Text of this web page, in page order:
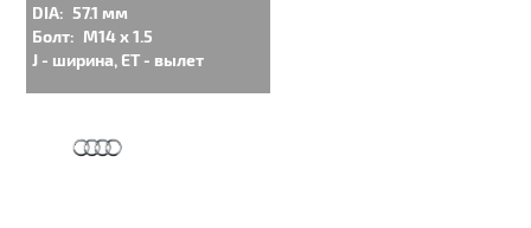
DIA: 57.1 мм
Болт: M14 x 1.5
J - ширина, ET - вылет